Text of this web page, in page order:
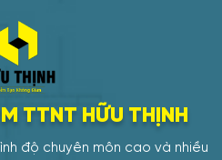
TTNT HỮU THỊNH
độ chuyên môn cao và nhiều